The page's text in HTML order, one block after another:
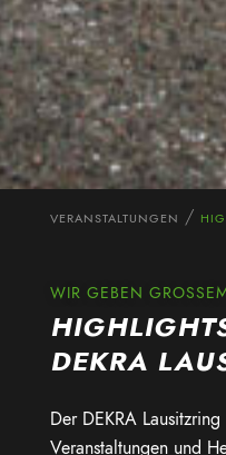
VERANSTALTUNGEN
WIR GEBEN
DEKRA
Der DEKRA
Veranstaltungen und